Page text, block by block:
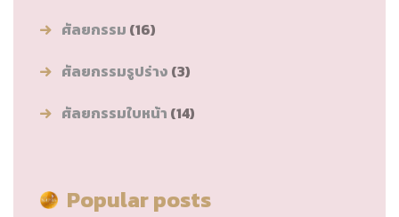
ศัลยกรรม (16)
ศัลยกรรมรูปร่าง (3)
ศัลยกรรมใบหน้า (14)
Popular posts